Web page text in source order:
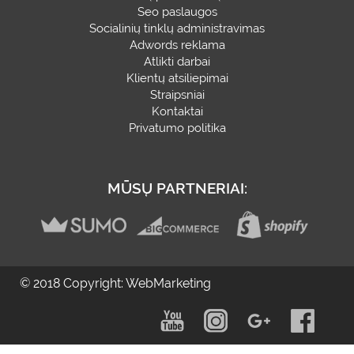
Seo paslaugos
Socialinių tinklų administravimas
Adwords reklama
Atlikti darbai
Klientų atsiliepimai
Straipsniai
Kontaktai
Privatumo politika
MŪSŲ PARTNERIAI:
© 2018 Copyright: WebMarketing